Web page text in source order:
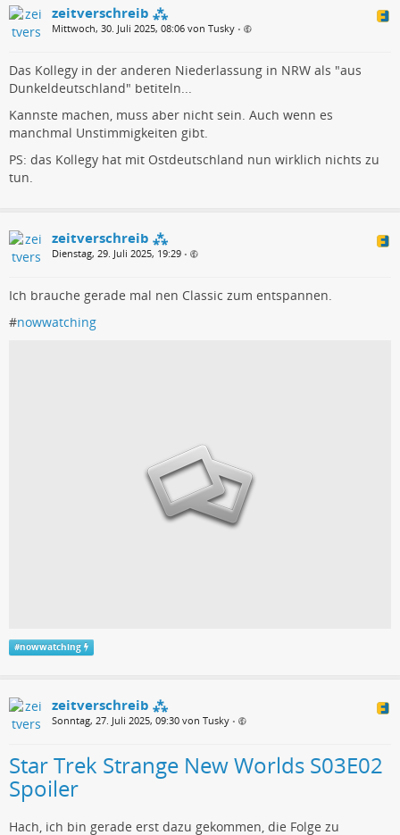
zeitverschreib ⁂
Mittwoch, 30. Juli 2025, 08:06 von Tusky •
Das Kollegy in der anderen Niederlassung in NRW als "aus
Dunkeldeutschland" betiteln...
Kannste machen, muss aber nicht sein. Auch wenn es
manchmal Unstimmigkeiten gibt.
PS: das Kollegy hat mit Ostdeutschland nun wirklich nichts zu
tun.
zeitverschreib ⁂
Dienstag, 29. Juli 2025, 19:29 •
Ich brauche gerade mal nen Classic zum entspannen.
#nowwatching
#nowwatching
zeitverschreib ⁂
Sonntag, 27. Juli 2025, 09:30 von Tusky •
Star Trek Strange New Worlds S03E02
Spoiler
Hach, ich bin gerade erst dazu gekommen, die Folge zu